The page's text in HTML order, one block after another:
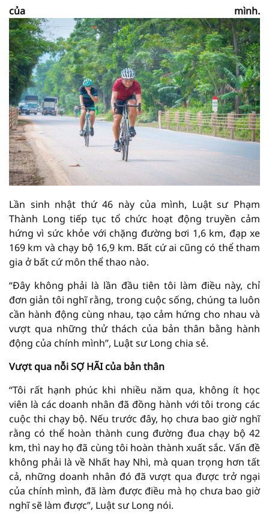
của mình.
Lần sinh nhật thứ 46 này của mình, Luật sư Phạm
Thành Long tiếp tục tổ chức hoạt động truyền cảm
hứng vì sức khỏe với chặng đường bơi 1,6 km, đạp xe
169 km và chạy bộ 16,9 km. Bất cứ ai cũng có thể tham
gia ở bất cứ môn thể thao nào.
“Đây không phải là lần đầu tiên tôi làm điều này, chỉ
đơn giản tôi nghĩ rằng, trong cuộc sống, chúng ta luôn
cần hành động cùng nhau, tạo cảm hứng cho nhau và
vượt qua những thử thách của bản thân bằng hành
động của chính mình”, Luật sư Long chia sẻ.
Vượt qua nỗi SỢ HÃI của bản thân
“Tôi rất hạnh phúc khi nhiều năm qua, không ít học
viên là các doanh nhân đã đồng hành với tôi trong các
cuộc thi chạy bộ. Nếu trước đây, họ chưa bao giờ nghĩ
rằng có thể hoàn thành cung đường đua chạy bộ 42
km, thì nay họ đã cùng tôi hoàn thành xuất sắc. Vấn đề
không phải là về Nhất hay Nhì, mà quan trọng hơn tất
cả, những doanh nhân đó đã vượt qua được trở ngại
của chính mình, đã làm được điều mà họ chưa bao giờ
nghĩ sẽ làm được”, Luật sư Long nói.